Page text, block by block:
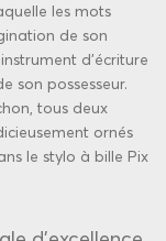
les mots
de son
d’écriture
son possesseur.
tous deux
ornés
le stylo à bille Pix